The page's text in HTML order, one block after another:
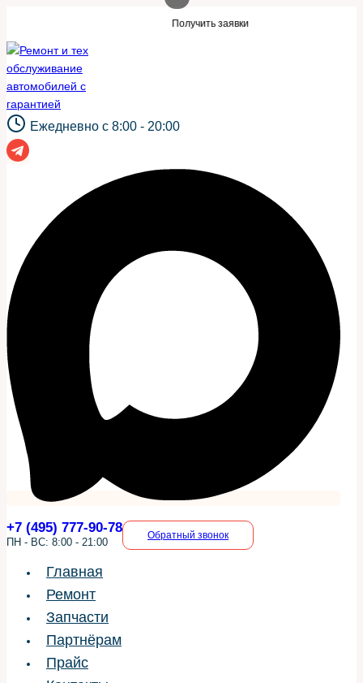
содержимому
Нужны заявки для
Ежедневно с 8:00 - 20:00
+7 (495) 777-90-78
ПН - ВС: 8:00 - 21:00
Обратный звонок
Главная
Ремонт
Запчасти
Партнёрам
Прайс